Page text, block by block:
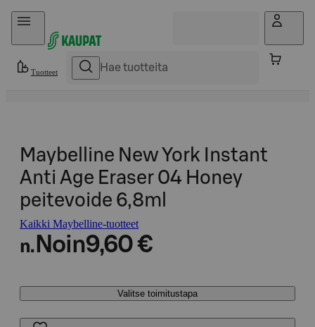
Hyppää sisältöön
Tuotteet
Maybelline New York Instant
Anti Age Eraser 04 Honey
peitevoide 6,8ml
Kaikki Maybelline-tuotteet
n. Noin9,60 €
Valitse toimitustapa